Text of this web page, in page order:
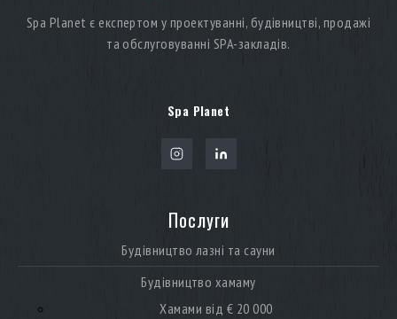
Spa Planet є експертом у проектуванні, будівництві, продажі
та обслуговуванні SPA-закладів.
Spa Planet
Послуги
Будівництво лазні та сауни
Будівництво хамаму
Хамами від € 20 000